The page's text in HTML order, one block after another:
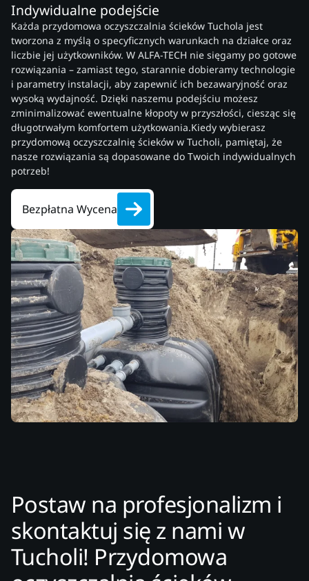
Indywidualne podejście
Każda przydomowa oczyszczalnia ścieków Tuchola jest
tworzona z myślą o specyficznych warunkach na działce oraz
liczbie jej użytkowników. W ALFA-TECH nie sięgamy po gotowe
rozwiązania – zamiast tego, starannie dobieramy technologie
i parametry instalacji, aby zapewnić ich bezawaryjność oraz
wysoką wydajność. Dzięki naszemu podejściu możesz
zminimalizować ewentualne kłopoty w przyszłości, ciesząc się
długotrwałym komfortem użytkowania.Kiedy wybierasz
przydomową oczyszczalnię ścieków w Tucholi, pamiętaj, że
nasze rozwiązania są dopasowane do Twoich indywidualnych
potrzeb!
Bezpłatna Wycena
Postaw na profesjonalizm i
skontaktuj się z nami w
Tucholi! Przydomowa